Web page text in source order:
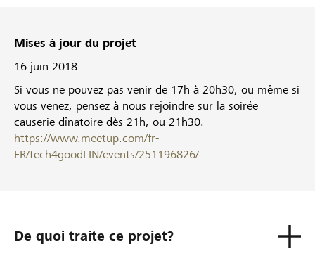
Mises à jour du projet
16 juin 2018
Si vous ne pouvez pas venir de 17h à 20h30, ou même si
vous venez, pensez à nous rejoindre sur la soirée
causerie dînatoire dès 21h, ou 21h30.
https://www.meetup.com/fr-
FR/tech4goodLIN/events/251196826/
De quoi traite ce projet?